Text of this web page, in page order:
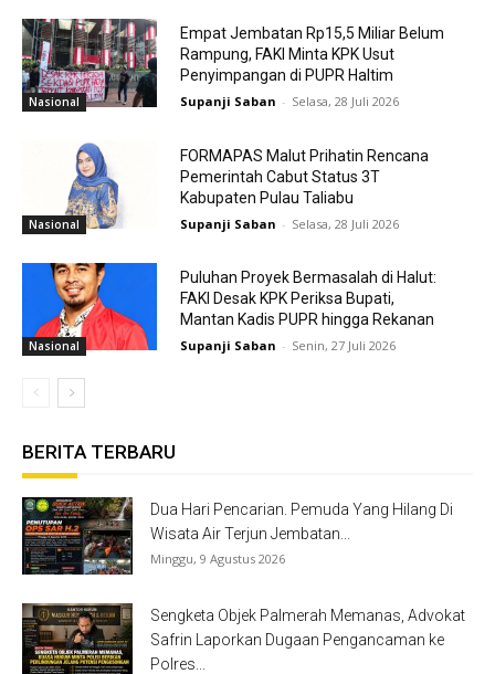
Nasional
Empat Jembatan Rp15,5 Miliar Belum
Rampung, FAKI Minta KPK Usut
Penyimpangan di PUPR Haltim
Supanji Saban - Selasa, 28 Juli 2026
Nasional
FORMAPAS Malut Prihatin Rencana
Pemerintah Cabut Status 3T
Kabupaten Pulau Taliabu
Supanji Saban - Selasa, 28 Juli 2026
Nasional
Puluhan Proyek Bermasalah di Halut:
FAKI Desak KPK Periksa Bupati,
Mantan Kadis PUPR hingga Rekanan
Supanji Saban - Senin, 27 Juli 2026
BERITA TERBARU
Dua Hari Pencarian. Pemuda Yang Hilang Di
Wisata Air Terjun Jembatan...
Minggu, 9 Agustus 2026
Sengketa Objek Palmerah Memanas, Advokat
Safrin Laporkan Dugaan Pengancaman ke
Polres...